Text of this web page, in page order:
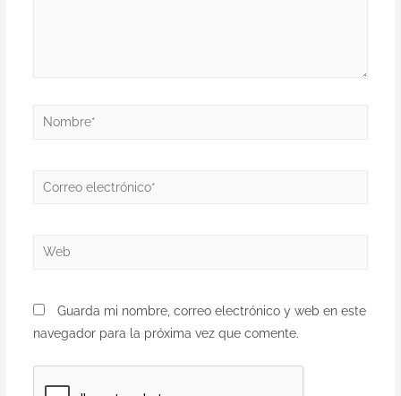
Guarda mi nombre, correo electrónico y web en este
navegador para la próxima vez que comente.